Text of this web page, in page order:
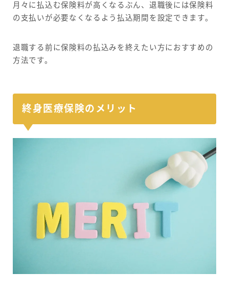
月々に払込む保険料が高くなるぶん、退職後には保険料
の支払いが必要なくなるよう払込期間を設定できます。
退職する前に保険料の払込みを終えたい方におすすめの
方法です。
終身医療保険のメリット